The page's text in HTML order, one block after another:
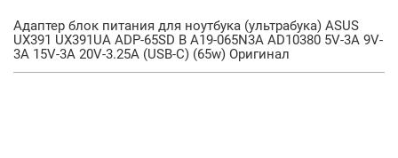
Адаптер блок питания для ноутбука (ультрабука) ASUS
UX391 UX391UA ADP-65SD B A19-065N3A AD10380 5V-3A 9V-
3A 15V-3A 20V-3.25A (USB-C) (65w) Оригинал